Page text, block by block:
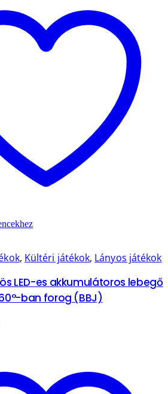
, Kültéri játékok, Lányos játékok
LED-es akkumulátoros lebegő
ban forog (BBJ)